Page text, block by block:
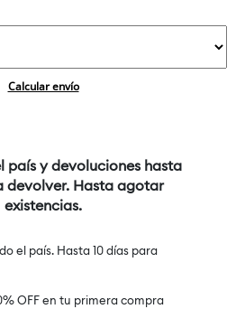
Calcular envío
país y devoluciones hasta
devolver. Hasta agotar
existencias.
el país. Hasta 10 días para
OFF en tu primera compra